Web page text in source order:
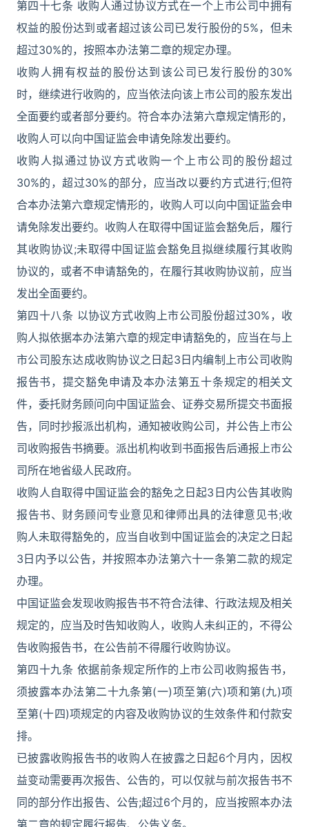
第四十七条 收购人通过协议方式在一个上市公司中拥有
权益的股份达到或者超过该公司已发行股份的5%，但未
超过30%的，按照本办法第二章的规定办理。
收购人拥有权益的股份达到该公司已发行股份的30%
时，继续进行收购的，应当依法向该上市公司的股东发出
全面要约或者部分要约。符合本办法第六章规定情形的，
收购人可以向中国证监会申请免除发出要约。
收购人拟通过协议方式收购一个上市公司的股份超过
30%的，超过30%的部分，应当改以要约方式进行;但符
合本办法第六章规定情形的，收购人可以向中国证监会申
请免除发出要约。收购人在取得中国证监会豁免后，履行
其收购协议;未取得中国证监会豁免且拟继续履行其收购
协议的，或者不申请豁免的，在履行其收购协议前，应当
发出全面要约。
第四十八条 以协议方式收购上市公司股份超过30%，收
购人拟依据本办法第六章的规定申请豁免的，应当在与上
市公司股东达成收购协议之日起3日内编制上市公司收购
报告书，提交豁免申请及本办法第五十条规定的相关文
件，委托财务顾问向中国证监会、证券交易所提交书面报
告，同时抄报派出机构，通知被收购公司，并公告上市公
司收购报告书摘要。派出机构收到书面报告后通报上市公
司所在地省级人民政府。
收购人自取得中国证监会的豁免之日起3日内公告其收购
报告书、财务顾问专业意见和律师出具的法律意见书;收
购人未取得豁免的，应当自收到中国证监会的决定之日起
3日内予以公告，并按照本办法第六十一条第二款的规定
办理。
中国证监会发现收购报告书不符合法律、行政法规及相关
规定的，应当及时告知收购人，收购人未纠正的，不得公
告收购报告书，在公告前不得履行收购协议。
第四十九条 依据前条规定所作的上市公司收购报告书，
须披露本办法第二十九条第(一)项至第(六)项和第(九)项
至第(十四)项规定的内容及收购协议的生效条件和付款安
排。
已披露收购报告书的收购人在披露之日起6个月内，因权
益变动需要再次报告、公告的，可以仅就与前次报告书不
同的部分作出报告、公告;超过6个月的，应当按照本办法
第二章的规定履行报告、公告义务。